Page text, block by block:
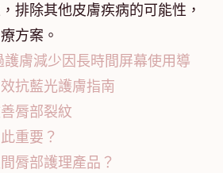
排除其他皮膚疾病的可能性，
方案。
護膚減少因長時間屏幕使用導
抗藍光護膚指南
脣部裂紋
重要？
脣部護理產品？